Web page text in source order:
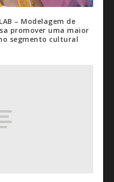
– Modelagem de
promover uma maior
segmento cultural